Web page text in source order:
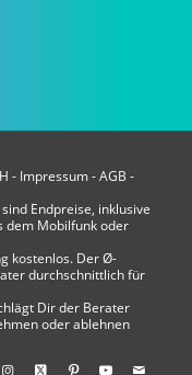
- Impressum-AGB -
Endpreise, inklusive
dem Mobilfunk oder
kostenlos. Der Ø-
durchschnittlich für
Dir der Berater
oder ablehnen